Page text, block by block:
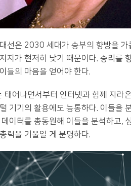
선은 2030 세대가 승부의 향방을
지가 현저히 낮기 때문이다. 승리를
들의 마음을 얻어야 한다.
어나면서부터 인터넷과 함께 자라
기기의 활용에도 능통하다. 이들을
이터를 총동원해 이들을 분석하고,
력을 기울일 게 분명하다.